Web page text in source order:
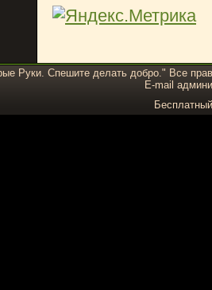
Руки. Спешите делать добро." Все
E-mail